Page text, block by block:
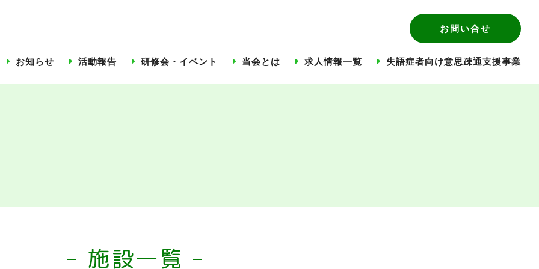
お問い合せ
お知らせ 活動報告 研修会・イベント 当会とは 求人情報一覧 失語症者向け意思疎通支援事業
施設一覧